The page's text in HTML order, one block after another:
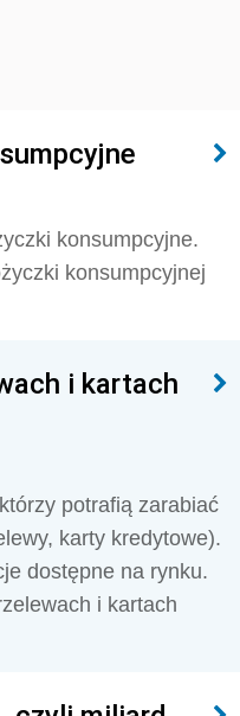
konsumpcyjne.
konsumpcyjnej
i kartach
potrafią zarabiać
karty kredytowe).
dostępne na rynku.
i kartach